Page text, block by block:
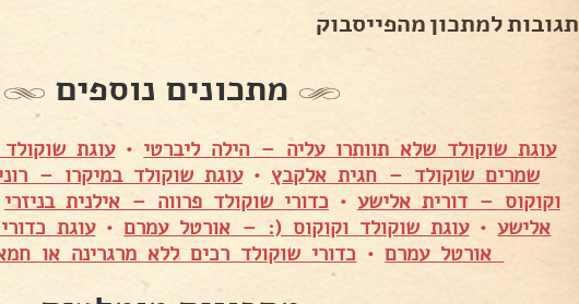
תגובות למתכון מהפייסבוק
מתכונים נוספים
עוגת שוקולד שלא תוותרו עליה – הילה ליברטי •עוגת
שמרים שוקולד – חגית אלקבץ •עוגת שוקולד במיקרו –
וקוקוס – דורית אלישע • כדורי שוקולד פרווה – אילנית בניזרי
אלישע•עוגת שוקולד וקוקוס (: – אורטל עמרם•עוגת
אורטל עמרם• כדורי שוקולד רכים ללא מרגרינה או